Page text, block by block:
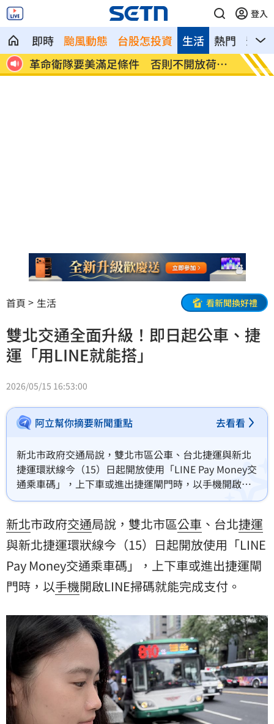
登入
即時 颱風動態 台股怎投資 熱門 影音
生活
韓
革命衛隊要美滿足條件 否則不開放荷莫
茲
場
首頁 生活 看新聞換好禮
雙北交通全面升級！即日起公車、捷
運「用LINE就能搭」
2026/05/15 16:53:00
阿立幫你摘要新聞重點 去看看
新北市政府交通局說，雙北市區公車、台北捷運與新北
捷運環狀線今（15）日起開放使用「LINE Pay Money交
通乘車碼」，上下車或進出捷運閘門時，以手機開啟
LINE掃碼就能完成支付。
新北市政府交通局說，雙北市區公車 、台北捷運
與新北捷運環狀線今（15）日起開放使用「LINE
Pay Money交通乘車碼」，上下車或進出捷運閘
門時，以手機開啟LINE掃碼就能完成支付。